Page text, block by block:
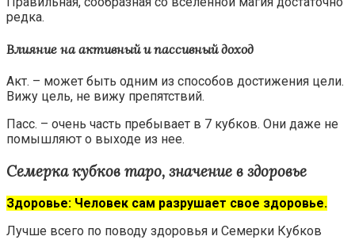
редка.
Влияние на активный и пассивный доход
Акт. – может быть одним из способов достижения цели.
Вижу цель, не вижу препятствий.
Пасс. – очень часть пребывает в 7 кубков. Они даже не
помышляют о выходе из нее.
Семерка кубков таро, значение в здоровье
Здоровье: Человек сам разрушает свое здоровье.
Лучше всего по поводу здоровья и Семерки Кубков